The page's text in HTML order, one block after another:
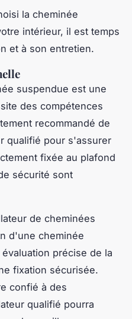
la cheminée
intérieur, il est temps
et à son entretien.
suspendue est une
des compétences
recommandé de
qualifié pour s'assurer
fixée au plafond
sécurité sont
de cheminées
d'une cheminée
précise de la
fixation sécurisée.
confié à des
qualifié pourra